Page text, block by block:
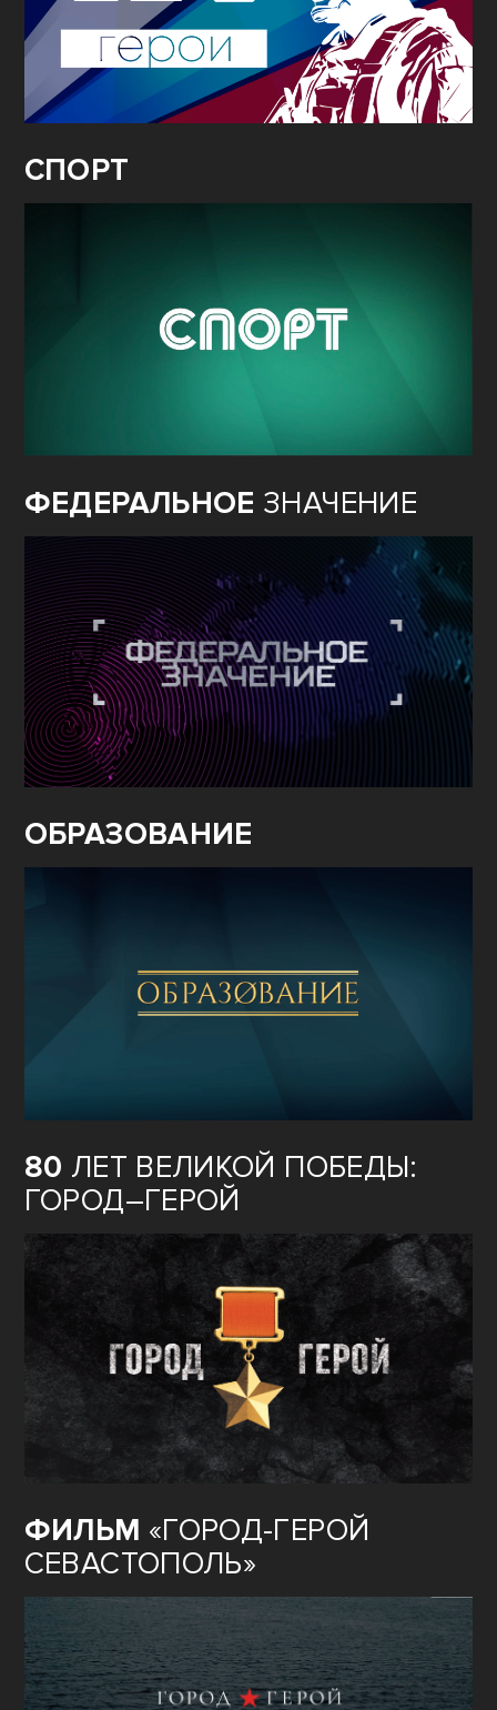
СПОРТ
ФЕДЕРАЛЬНОЕ ЗНАЧЕНИЕ
ОБРАЗОВАНИЕ
80 ЛЕТ ВЕЛИКОЙ ПОБЕДЫ:
ГОРОД–ГЕРОЙ
ФИЛЬМ «ГОРОД-ГЕРОЙ
СЕВАСТОПОЛЬ»